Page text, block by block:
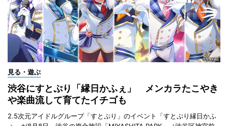
見る・遊ぶ
渋谷にすとぷり「縁日かふぇ」 メンカラたこやき
や楽曲流して育てたイチゴも
2.5次元アイドルグループ「すとぷり」のイベント「すとぷり縁日かふ